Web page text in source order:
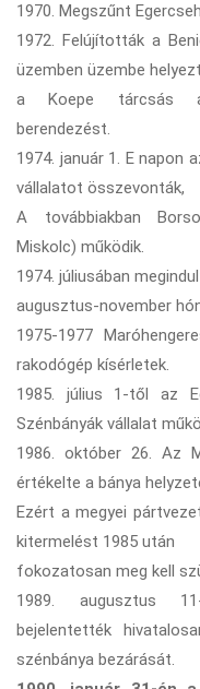
1970. Megszűnt
1972. Felújították a
üzemben üzembe
a Koepe tárcsás
berendezést.
1974. január 1. E napon
vállalatot összevonták,
A továbbiakban
Miskolc) működik.
1974. júliusában
augusztus-november
1975-1977
rakodógép kísérletek.
1985. július 1-től az
Szénbányák vállalat
1986. október 26. Az
értékelte a bánya
Ezért a megyei
kitermelést 1985 után
fokozatosan meg kell
1989. augusztus
bejelentették
szénbánya bezárását.